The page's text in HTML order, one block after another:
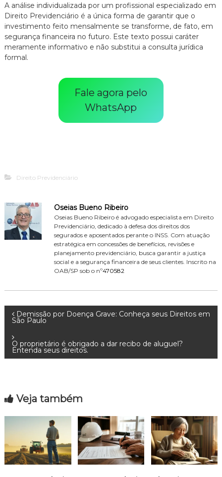
A análise individualizada por um profissional especializado em
Direito Previdenciário é a única forma de garantir que o
investimento feito mensalmente se transforme, de fato, em
segurança financeira no futuro. Este texto possui caráter
meramente informativo e não substitui a consulta jurídica
formal.
Fale agora pelo
WhatsApp
Direito Previdenciário
Oseias Bueno Ribeiro
Oseias Bueno Ribeiro é advogado especialista em Direito
Previdenciário, dedicado à defesa dos direitos dos
segurados e aposentados perante o INSS. Com atuação
estratégica em concessões de benefícios, revisões e
planejamento previdenciário, busca garantir a justiça
social e a segurança financeira de seus clientes. Inscrito na
OAB/SP sob o nº470582
N
a
v
g
a
ç
Demissão por Doença Grave: Conheça seus Direitos em
São Paulo
O proprietário é obrigado a dar recibo de aluguel?
Entenda seus direitos.
Veja também